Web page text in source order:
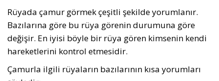
Rüyada çamur görmek çeşitli şekilde yorumlanır.
Ba­zılarına göre bu rüya görenin durumuna göre
değişir. En iyisi böyle bir rüya gören kimsenin kendi
hareketlerini kontrol etmesidir.
Çamurla ilgili rüyaların bazılarının kısa yorumları